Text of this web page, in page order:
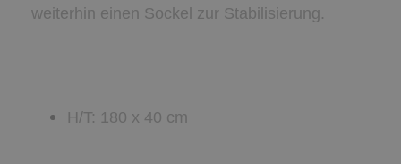
weiterhin einen Sockel zur Stabilisierung.
H/T: 180 x 40 cm